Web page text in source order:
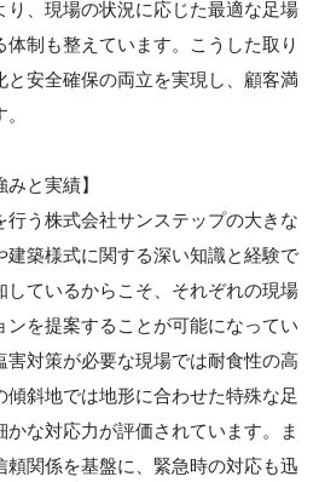
り、現場の状況に応じた最適な足場
制も整えています。こうした取り
と安全確保の両立を実現し、顧客満
と実績】
う株式会社サンステップの大きな
建築様式に関する深い知識と経験で
しているからこそ、それぞれの現場
ンを提案することが可能になってい
害対策が必要な現場では耐食性の高
斜地では地形に合わせた特殊な足
な対応力が評価されています。ま
頼関係を基盤に、緊急時の対応も迅